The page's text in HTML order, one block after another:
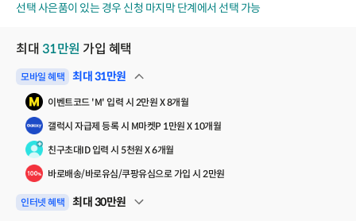
선택 사은품이 있는 경우 신청 마지막 단계에서 선택 가능
최대 31만원 가입 혜택
모바일 혜택 최대 31만원
펼쳐보기
이벤트코드 'M' 입력 시 2만원 X 8개월
갤럭시 자급제 등록 시 M마켓P 1만원 X 10개월
친구초대ID 입력 시 5천원 X 6개월
바로배송/바로유심/쿠팡유심으로 가입 시 2만원
인터넷 혜택 최대 30만원
펼쳐보기